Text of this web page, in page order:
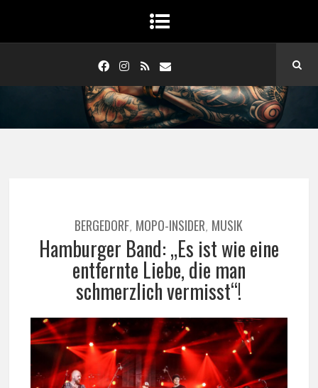
BERGEDORF, MOPO-INSIDER, MUSIK
Hamburger Band: „Es ist wie eine
entfernte Liebe, die man
schmerzlich vermisst“!